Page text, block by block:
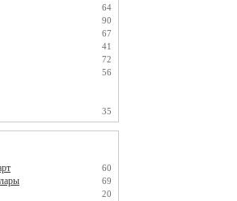
64
90
67
41
72
56
35
60
69
20